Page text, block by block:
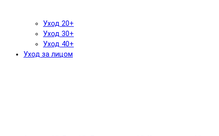
Уход 20+
Уход 30+
Уход 40+
Уход за лицом